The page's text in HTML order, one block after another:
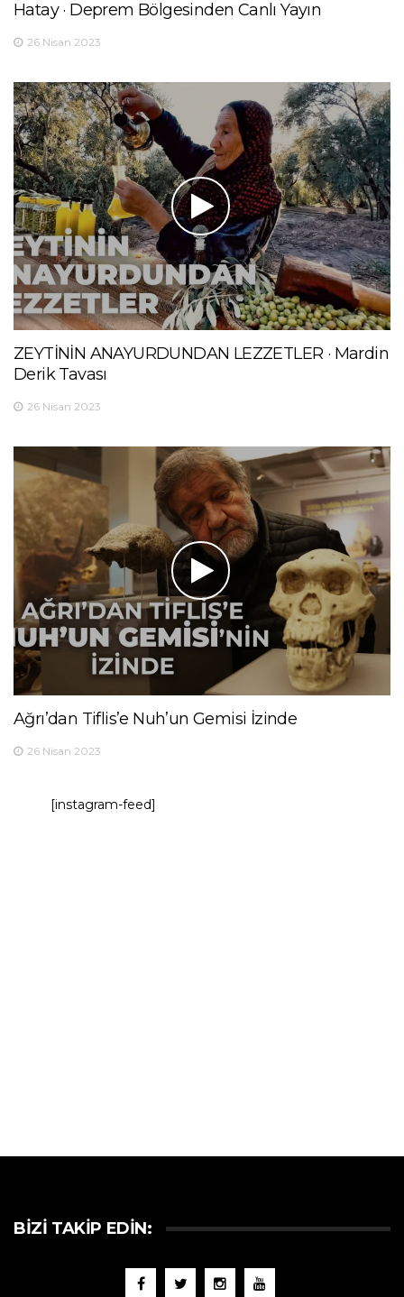
Hatay · Deprem Bölgesinden Canlı Yayın
26 Nisan 2023
ZEYTİNİN ANAYURDUNDAN LEZZETLER · Mardin
Derik Tavası
26 Nisan 2023
Ağrı’dan Tiflis’e Nuh’un Gemisi İzinde
26 Nisan 2023
[instagram-feed]
BIZI TAKIP EDIN: